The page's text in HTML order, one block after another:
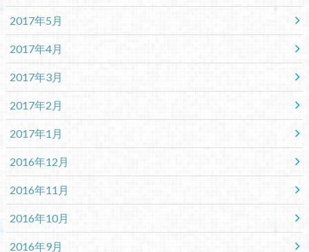
2017年5月
2017年4月
2017年3月
2017年2月
2017年1月
2016年12月
2016年11月
2016年10月
2016年9月